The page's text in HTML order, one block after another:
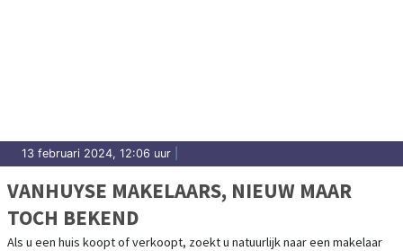
13 februari 2024, 12:06 uur
VANHUYSE MAKELAARS, NIEUW MAAR
TOCH BEKEND
Als u een huis koopt of verkoopt, zoekt u natuurlijk naar een makelaar